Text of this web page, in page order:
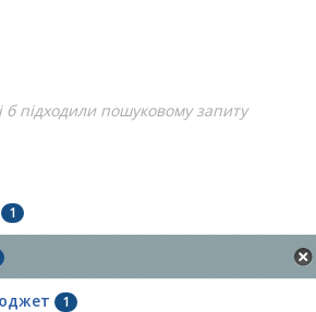
б підходили пошуковому запиту
1
1